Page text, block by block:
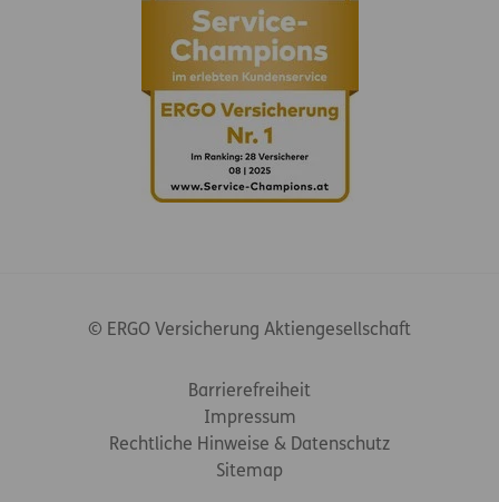
© ERGO Versicherung Aktiengesellschaft
Barrierefreiheit
Impressum
Rechtliche Hinweise & Datenschutz
Sitemap